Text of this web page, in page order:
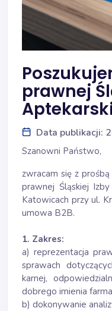
prawnej
Data publikacji:
Szanowni Państwo,
zwracam się z
prawnej Śląskiej
Katowicach przy ul.
umowa B2B.
1. Zakres:
a) reprezentacja
sprawach
karnej,
dobrego imienia
b) dokonywanie